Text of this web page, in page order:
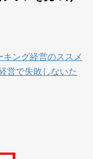
ング経営のススメ
営で失敗しないた